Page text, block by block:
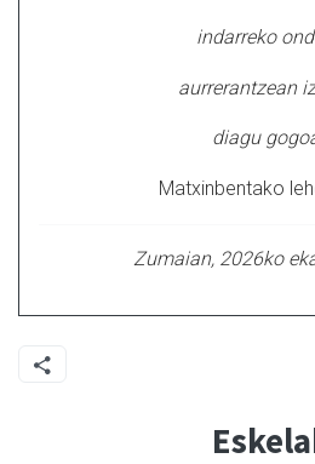
indarreko
aurrerantzean
diagu
Matxinbentako
Zumaian, 2026ko